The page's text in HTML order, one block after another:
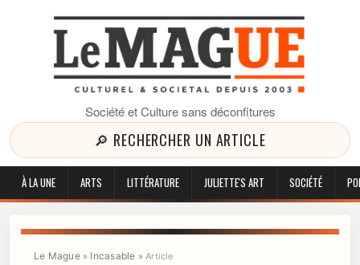
Société et Culture sans déconfitures
🔎 RECHERCHER UN ARTICLE
À LA UNE ARTS LITTÉRATURE JULIETTE'S ART SOCIÉTÉ
Le Mague» Incasable »Article